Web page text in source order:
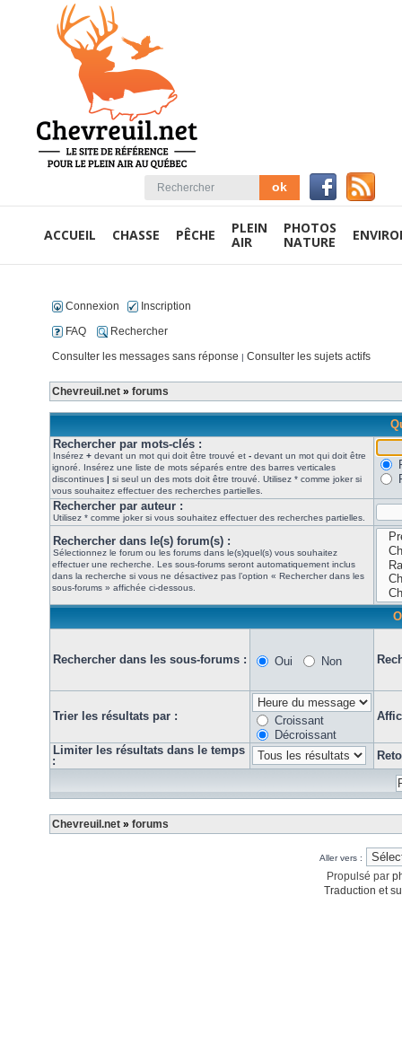
ACCUEIL CHASSE PÊCHE
PLEIN
AIR
PHOTOS
NATURE
Connexion
Inscription
FAQ
Rechercher
Consulter les messages sans réponse | Consulter les sujets actifs
Chevreuil.net » forums
Rechercher par mots-clés :
Insérez + devant un mot qui doit être trouvé et - devant un mot qui doit être
ignoré. Insérez une liste de mots séparés entre des barres verticales
discontinues | si seul un des mots doit être trouvé. Utilisez * comme joker si
vous souhaitez effectuer des recherches partielles.
Rechercher par auteur :
Utilisez * comme joker si vous souhaitez effectuer des recherches partielles.
Rechercher dans le(s) forum(s) :
Sélectionnez le forum ou les forums dans le(s)quel(s) vous souhaitez
effectuer une recherche. Les sous-forums seront automatiquement inclus
dans la recherche si vous ne désactivez pas l’option « Rechercher dans les
sous-forums » affichée ci-dessous.
Rechercher dans les sous-forums : Oui Non
Trier les résultats par :
Croissant
Décroissant
Limiter les résultats dans le temps
:
Chevreuil.net » forums
Aller vers :
Propulsé par
Traduction et